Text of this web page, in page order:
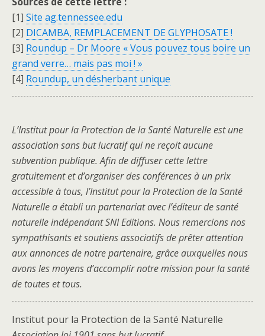
[1] Site ag.tennessee.edu
[2] DICAMBA, REMPLACEMENT DE GLYPHOSATE !
[3] Roundup – Dr Moore « Vous pouvez tous boire un
grand verre… mais pas moi ! »
[4] Roundup, un désherbant unique
L’Institut pour la Protection de la Santé Naturelle est une
association sans but lucratif qui ne reçoit aucune
subvention publique. Afin de diffuser cette lettre
gratuitement et d’organiser des conférences à un prix
accessible à tous, l’Institut pour la Protection de la Santé
Naturelle a établi un partenariat avec l’éditeur de santé
naturelle indépendant SNI Editions. Nous remercions nos
sympathisants et soutiens associatifs de prêter attention
aux annonces de notre partenaire, grâce auxquelles nous
avons les moyens d’accomplir notre mission pour la santé
de toutes et tous.
Institut pour la Protection de la Santé Naturelle